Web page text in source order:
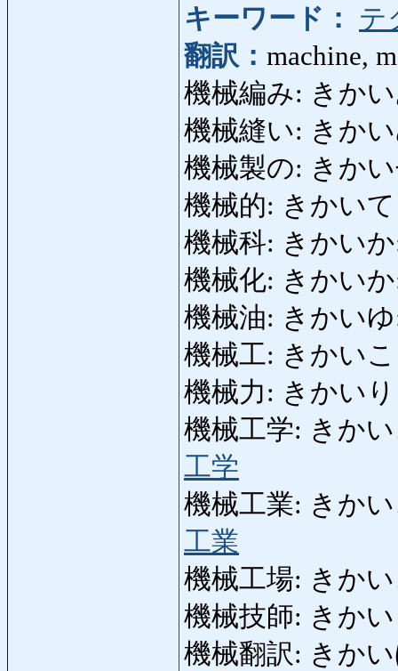
キーワード：
テ
翻訳： machine,
機械編み: きかい
機械縫い: きかい
機械製の: きか
機械的: きかい
機械科: きかいか
機械化: きかいか
機械油: きかいゆ
機械工: きかいこ
機械力: きかいり
機械工学: きかい
工学
機械工業: きかい
工業
機械工場: きか
機械技師: きか
機械翻訳: きかい